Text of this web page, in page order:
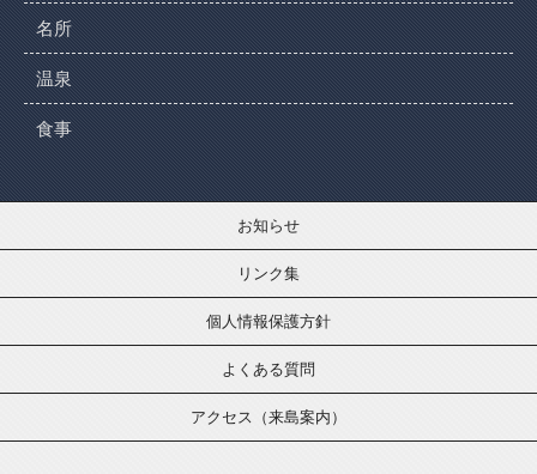
名所
温泉
食事
お知らせ
リンク集
個人情報保護方針
よくある質問
アクセス（来島案内）